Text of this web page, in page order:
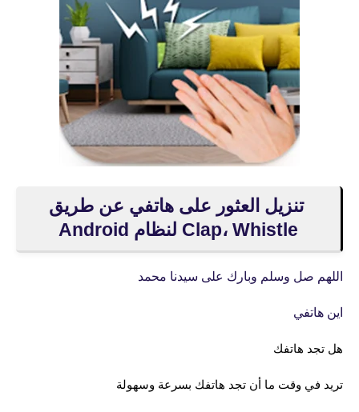
تنزيل العثور على هاتفي عن طريق
Clap، Whistle لنظام Android
اللهم صل وسلم وبارك على سيدنا محمد
اين هاتفي
هل تجد هاتفك
تريد في وقت ما أن تجد هاتفك بسرعة وسهولة